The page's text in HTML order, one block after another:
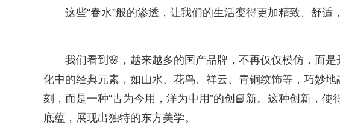
这些“春水”般的渗透，让我们的生活变得更加精致、舒适
我们看到🌸，越来越多的国产品牌，不再仅仅模仿，而
化中的经典元素，如山水、花鸟、祥云、青铜纹饰等，巧妙
刻，而是一种“古为今用，洋为中用”的创📘新。这种创新，
底蕴，展现出独特的东方美学。